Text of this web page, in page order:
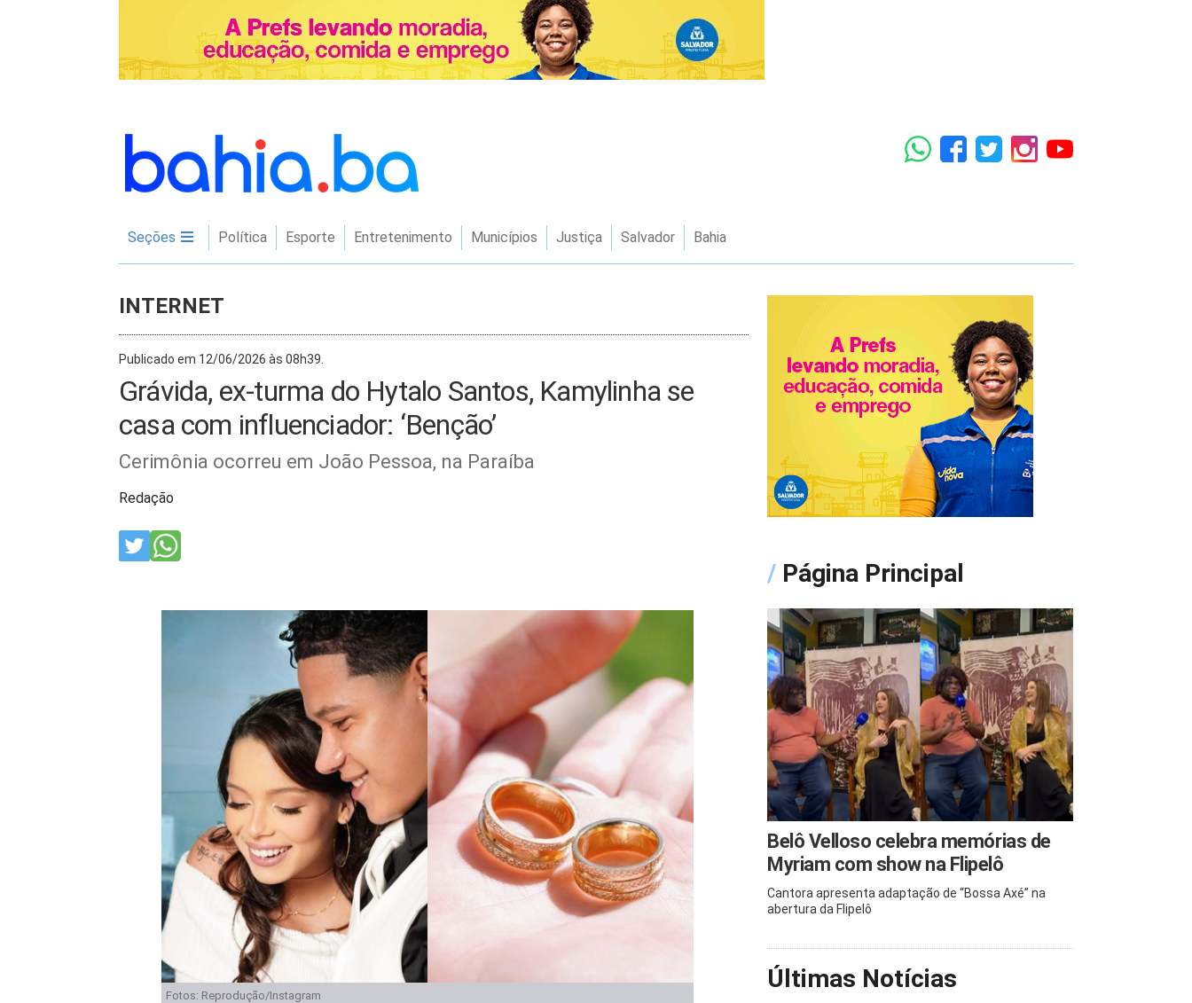
Seções Política Esporte Entretenimento Municípios Justiça Salvador Bahia
INTERNET
Publicado em 12/06/2026 às 08h39.
Grávida, ex-turma do Hytalo Santos, Kamylinha se
casa com influenciador: ‘Benção’
Cerimônia ocorreu em João Pessoa, na Paraíba
Redação
Fotos: Reprodução/Instagram
/ Página Principal
Belô Velloso celebra memórias de
Myriam com show na Flipelô
Cantora apresenta adaptação de “Bossa Axé” na
abertura da Flipelô
Últimas Notícias